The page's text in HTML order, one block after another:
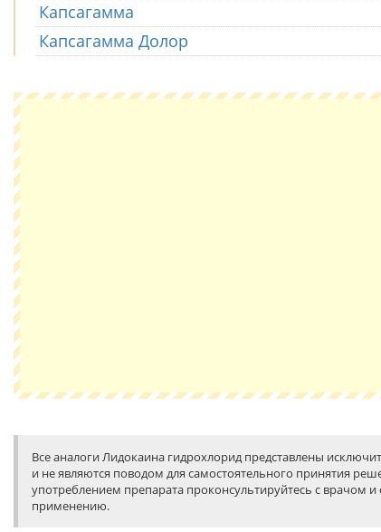
Капсагамма
Капсагамма Долор
Все аналоги Лидокаина гидрохлорид представлены
и не являются поводом для самостоятельного принятия
употреблением препарата проконсультируйтесь с врачом
применению.